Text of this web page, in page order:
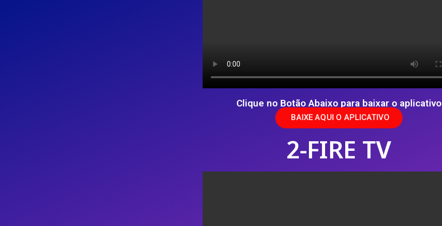
Clique no Botão Abaixo para baixar o aplicativo
BAIXE AQUI O APLICATIVO
2-FIRE TV